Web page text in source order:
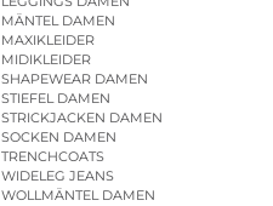
MÄNTEL DAMEN
MAXIKLEIDER
MIDIKLEIDER
SHAPEWEAR DAMEN
STIEFEL DAMEN
STRICKJACKEN DAMEN
SOCKEN DAMEN
TRENCHCOATS
WIDELEG JEANS
WOLLMÄNTEL DAMEN